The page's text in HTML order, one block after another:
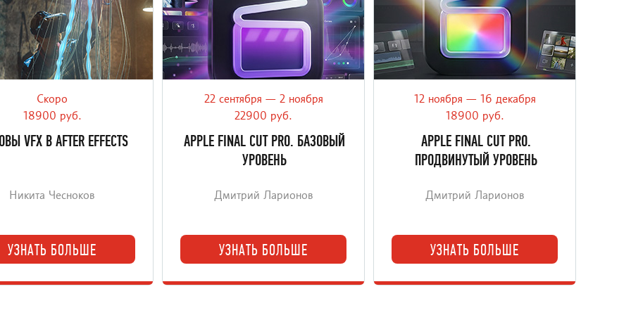
делать кинематографичные
в After Effects и ускоряйте
Скоро
18900 руб.
VFX В AFTER EFFECTS
Никита Чесноков
УЗНАТЬ БОЛЬШЕ
Курс монтажа в Final Cut Pro на Mac: с
нуля до уверенной работы в
22 сентября — 2 ноября
22900 руб.
APPLE FINAL CUT PRO. БАЗОВЫЙ
УРОВЕНЬ
Дмитрий Ларионов
УЗНАТЬ БОЛЬШЕ
Практический онлайн-курс по Final Cut
Pro 12 для решения сложных
медиаменеджмент и связка с Motion.
12 ноября — 16 декабря
18900 руб.
APPLE FINAL CUT PRO.
ПРОДВИНУТЫЙ УРОВЕНЬ
Дмитрий Ларионов
УЗНАТЬ БОЛЬШЕ